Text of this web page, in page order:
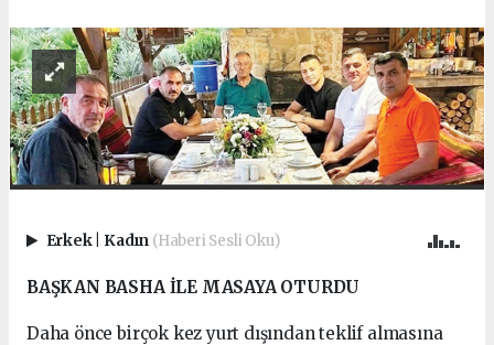
Erkek Kadın (Haberi Sesli Oku)
BAŞKAN BASHA İLE MASAYA OTURDU
Daha önce birçok kez yurt dışından teklif almasına